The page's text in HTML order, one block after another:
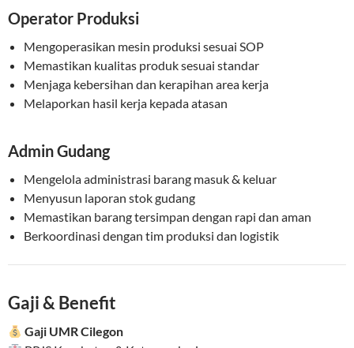
Operator Produksi
Mengoperasikan mesin produksi sesuai SOP
Memastikan kualitas produk sesuai standar
Menjaga kebersihan dan kerapihan area kerja
Melaporkan hasil kerja kepada atasan
Admin Gudang
Mengelola administrasi barang masuk & keluar
Menyusun laporan stok gudang
Memastikan barang tersimpan dengan rapi dan aman
Berkoordinasi dengan tim produksi dan logistik
Gaji & Benefit
Gaji UMR Cilegon